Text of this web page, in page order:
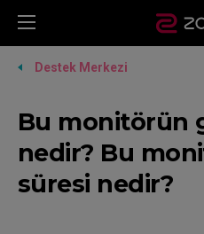
Destek Merkezi
Bu monitörün
nedir? Bu
süresi nedir?